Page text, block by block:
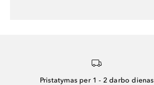
Pristatymas per 1 - 2 darbo dienas